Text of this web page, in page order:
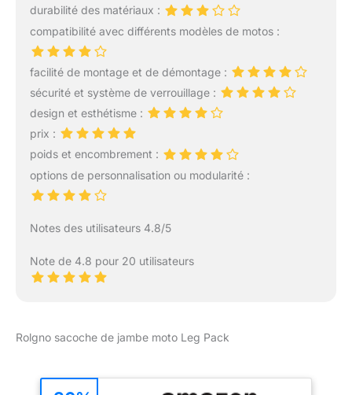
éclaboussures d'eau et
peut garder les articles
une expérience de port
confortable du produit.
【Conception réglable】
réglable et amovible et
d'une sangle de jambe.
(25,6 à 53 pouces), et la
être ajustée de 45 à 80
trois options de
durabilité des matériaux :
compatibilité avec différents modèles de motos :
facilité de montage et de démontage :
sécurité et système de verrouillage :
design et esthétisme :
prix :
poids et encombrement :
options de personnalisation ou modularité :
Notes des utilisateurs 4.8/5
Note de 4.8 pour 20 utilisateurs
Rolgno sacoche de jambe moto Leg Pack